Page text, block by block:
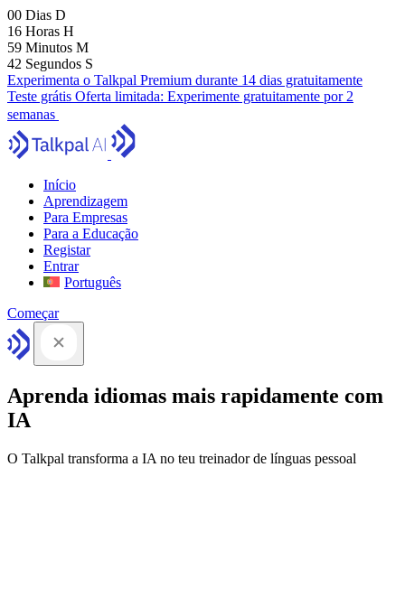
00 Dias D
16 Horas H
59 Minutos M
41 Segundos S
Experimenta o Talkpal Premium durante 14 dias gratuitamente
Teste grátis Oferta limitada: Experimente gratuitamente por 2
semanas
Início
Aprendizagem
Para Empresas
Para a Educação
Registar
Entrar
Português
Começar
Aprenda idiomas mais rapidamente com
IA
O Talkpal transforma a IA no teu treinador de línguas pessoal